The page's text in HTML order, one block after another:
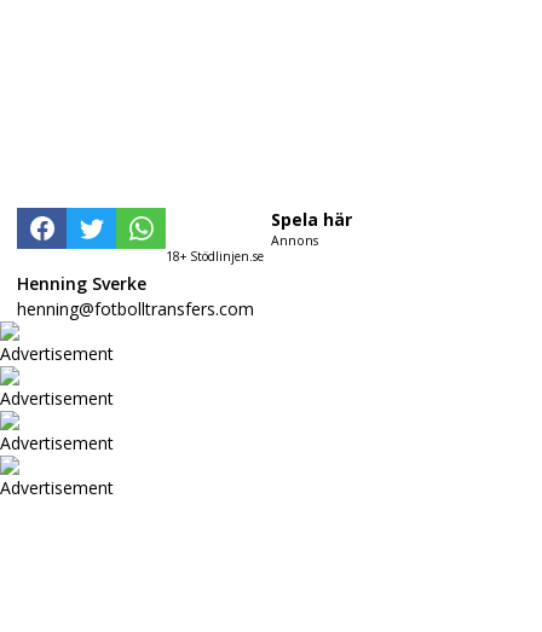
18+ Stödlinjen.se
Spela här
Annons
Henning Sverke
henning@fotbolltransfers.com